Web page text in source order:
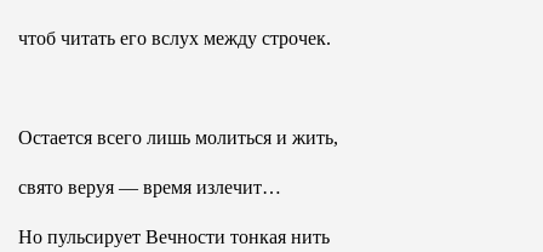
чтоб читать его вслух между строчек.
Остается всего лишь молиться и жить,
свято веруя — время излечит…
Но пульсирует Вечности тонкая нить